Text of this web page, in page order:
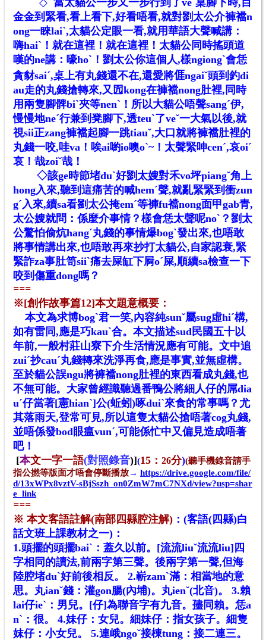
金金到緊看,看上看下,好看唔看,就對劉太公介褲襠n
ong一睞laiˋ,太貓公定眼一看,就用華語大聲喊講：
嗨haiˋ！就在這裡！就在這裡！太貓公同時搖頭道
嘆的ne講：嚎hoˋ！劉太公你這個人,樣ngiongˋ會恁
貪豺saiˊ,桌上有丸錢還不在,還愛將𠊎ngaiˇ頭到釣di
au走的丸錢搶轉來,又囥kong在褲襠nong肚裡,同時
用兩隻腳髀biˋ夾等nenˋ！所以大貓公唔聲sangˊ伊,
慢慢地neˊ行兼到凳腳下,透teuˋ了veˇ一大氣以後,就
視sii正zang褲襠起腳一跳tiauˇ,大口就將褲襠肚裡的
丸錢一咬,哇va！唉ai喲io噢oˋ~！太聲緊呻cenˊ,哀oiˊ
哀！哉zoiˇ哉！
◇該ge時節堵duˋ好劉太嫂對禾vo坪piangˇ角上
hong入來,聽到這痛苦的喊hemˊ聲,就亂緊緊到衝zun
gˊ入來,續sa看劉太公掩emˊ等褲fu襠nong面甲gab青,
太公嫂就問：係麼介事情？樣會恁太聲呢noˋ？劉太
公驚怕偷炕hangˊ丸錢的事情爆bogˋ發出來,也唔敢
將事情講出來,也唔敢再來抄打太貓公,自家認衰,緊
緊詐za事肚笥siiˋ痛去屎缸下屙oˊ屎,順續sa檢查一下
咬到傷重dong嗎？
===
※[創作故事篇12]本文題意概要：
本文為求博bogˋ君一笑,內容純sunˇ屬sug虛hiˊ構,
如有雷同,應是巧kauˋ合。本文描述sud民國五十以
年前,一般村莊山寮下介生活情況應有可能。文中追
zuiˊ抄cauˊ丸錢轉來洗淨再食,應是事實,並無虛構。
至於貓公誤ngu將褲襠nong肚裡的東西看成丸錢,也
不無可能。大家曾經識聽過番鴨公將細人仔的屌dia
uˊ仔當著[憲hianˋ]公(蚯蚓)啄duiˋ來食的常事嗎？尤
其落雨天,登常可見,所以這隻太貓公搶唔著cog丸錢,
並唔係發bod眼瘟vunˊ,可能係忙中又偏見造成唔著
吧！
[本文一字一語(對照錄音)](15： 26分)(聽手機錄音請手
指公撚等版面才唔會停斷播放→ https://drive.google.com/file/
d/13xWPx8vztV-sBjSszh_on0ZmW7mC7NXd/view?usp=shar
e_link
===
※ 本文客語註解(南部四縣腔注解) ： (客語(四縣)白
話文班上課教材之一)：
1.頭擺的頭擺baiˋ：蓋久以前。[流流liuˇ流流liu]四
字相同的讀法,前兩字第三聲。後兩字第一聲,但海
陸腔堵duˋ好前後相反。 2.嶄zamˋ滿：相當地的意
思。丸ianˇ錢：灌gon腸(內埔)。丸ienˇ(北音)。 3.賴
lai仔ieˋ：男兒。[仔]為聯音字有九音。孻同賴。恁a
nˋ：很。 4.妹仔：女兒。細妹仔：指女孩子。細隻
妺仔：小女兒。 5.連峨ngoˇ接棟tung：接二連三。